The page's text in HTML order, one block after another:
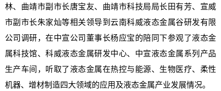
林、曲靖市副市长唐宝友、曲靖市科技局局长田有芳、宣威
市副市长朱家灿等相关领导到云南科威液态金属谷研发有限
公司调研，在中宣公司董事长杨应宝的陪同下参观了液态金
属科技馆、科威液态金属研发中心、中宣液态金属系列产品
生产车间，听取了液态金属在热控与能源、生物医疗、柔性
机器、增材制造四大领域的应用及液态金属产业发展情况。